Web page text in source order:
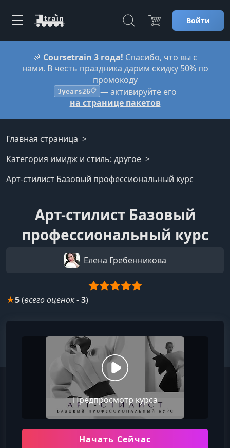
Войти
🎉 Coursetrain 3 года! Спасибо, что вы с
нами. В честь праздника дарим скидку 50% по
промокоду
3years26📋 — активируйте его
на странице пакетов
Главная страница
Категория имидж и стиль: другое
Арт-стилист Базовый профессиональный курс
Арт-стилист Базовый
профессиональный курс
Елена Гребенникова
★5(всего оценок-3)
Предпросмотр курса
Начать Сейчас